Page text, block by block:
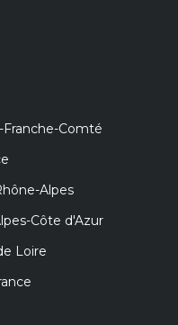
Comté
Alpes
Côte d'Azur
Loire